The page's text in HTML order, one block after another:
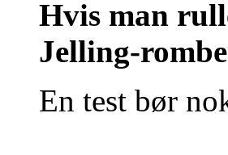
Hvis man
Jelling-
En test bør